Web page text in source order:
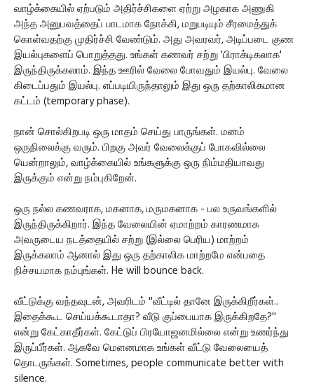
வாழ்க்கையில் ஏற்படும் அதிர்ச்சிகளை ஏற்று அழகாக அணுகி
அந்த அனுபவத்தைப் பாடமாக நோக்கி, மறுபடியும் சீரமைத்துக்
கொள்வதற்கு முதிர்ச்சி வேண்டும். அது அவரவர், அடிப்படை குண
இயல்புகளைப் பொறுத்தது. உங்கள் கணவர் சற்று 'பிராக்டிகலாக'
இருந்திருக்கலாம். இந்த ஊரில் வேலை போவதும் இயல்பு. வேலை
கிடைப்பதும் இயல்பு. எப்படியிருந்தாலும் இது ஒரு தற்காலிகமான
கட்டம் (temporary phase).
நான் சொல்கிறபடி ஒரு மாதம் செய்து பாருங்கள். மனம்
ஒருநிலைக்கு வரும். பிறகு அவர் வேலைக்குப் போகவில்லை
யென்றாலும், வாழ்க்கையில் உங்களுக்கு ஒரு நிம்மதியாவது
இருக்கும் என்று நம்புகிறேன்.
ஒரு நல்ல கணவராக, மகனாக, மருமகனாக - பல உருவங்களில்
இருந்திருக்கிறார். இந்த வேலையின் ஏமாற்றம் காரணமாக
அவருடைய நடத்தையில் சற்று (இல்லை பெரிய) மாற்றம்
இருக்கலாம் ஆனால் இது ஒரு தற்காலிக மாற்றமே என்பதை
நிச்சயமாக நம்புங்கள். He will bounce back.
வீட்டுக்கு வந்தவுடன், அவரிடம் ''வீட்டில் தானே இருக்கிறீர்கள்..
இதைக்கூட செய்யக்கூடாதா? வீடு குப்பையாக இருக்கிறதே?''
என்று கேட்காதீர்கள். கேட்டுப் பிரயோஜனமில்லை என்று உணர்ந்து
இருப்பீர்கள். ஆகவே மெளனமாக உங்கள் வீட்டு வேலையைத்
தொடருங்கள். Sometimes, people communicate better with
silence.